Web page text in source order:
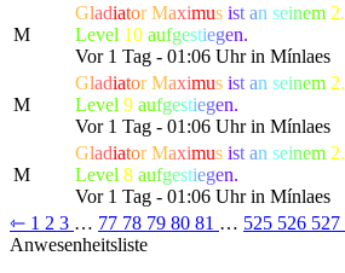
M
Gladiator Maximus ist an seinem 2.
Level 10 aufgestiegen.
Vor 1 Tag - 01:06 Uhr in Mínlaes
M
Gladiator Maximus ist an seinem 2.
Level 9 aufgestiegen.
Vor 1 Tag - 01:06 Uhr in Mínlaes
M
Gladiator Maximus ist an seinem 2.
Level 8 aufgestiegen.
Vor 1 Tag - 01:06 Uhr in Mínlaes
⇽ 1 2 3 … 77 78 79 80 81 … 525 526 527
Anwesenheitsliste